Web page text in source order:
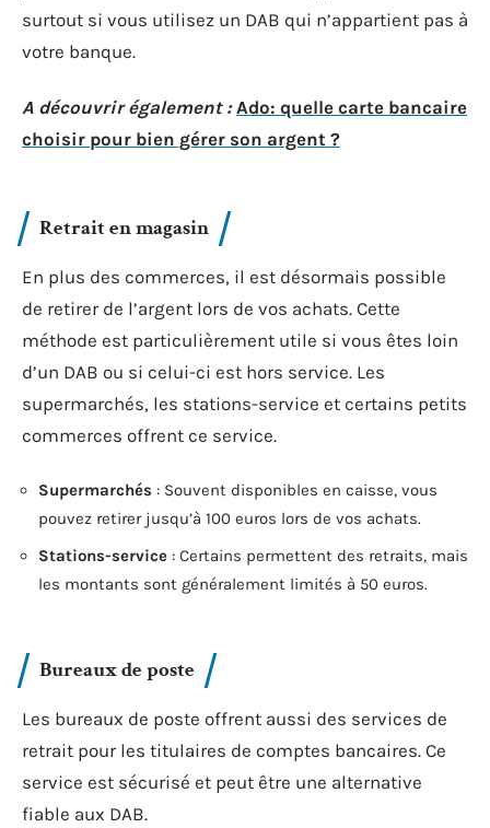
surtout si vous utilisez un DAB qui n’appartient pas à
votre banque.
A découvrir également : Ado: quelle carte bancaire
choisir pour bien gérer son argent ?
Retrait en magasin
En plus des commerces, il est désormais possible
de retirer de l’argent lors de vos achats. Cette
méthode est particulièrement utile si vous êtes loin
d’un DAB ou si celui-ci est hors service. Les
supermarchés, les stations-service et certains petits
commerces offrent ce service.
Supermarchés : Souvent disponibles en caisse, vous
pouvez retirer jusqu’à 100 euros lors de vos achats.
Stations-service : Certains permettent des retraits, mais
les montants sont généralement limités à 50 euros.
Bureaux de poste
Les bureaux de poste offrent aussi des services de
retrait pour les titulaires de comptes bancaires. Ce
service est sécurisé et peut être une alternative
fiable aux DAB.